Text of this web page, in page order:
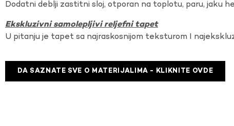
Dodatni deblji zastitni sloj, otporan na toplotu, paru, jaku
Ekskluzivni samolepljivi reljefni tapet
U pitanju je tapet sa najraskosnijom teksturom I
DA SAZNATE SVE O MATERIJALIMA - KLIKNITE OVDE